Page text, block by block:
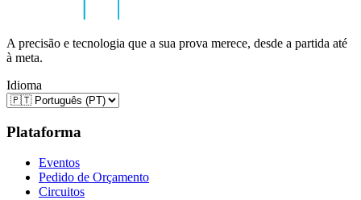
A precisão e tecnologia que a sua prova merece, desde a partida até
à meta.
Idioma
Plataforma
Eventos
Pedido de Orçamento
Circuitos